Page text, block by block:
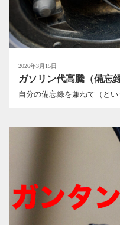
2026年3月15日
ガソリン代高騰（備忘録
自分の備忘録を兼ねて（と